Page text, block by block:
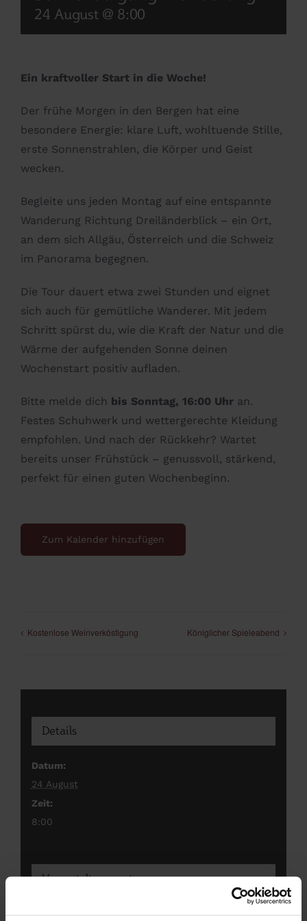
24 August @ 8:00
Ein kraftvoller Start in die Woche!
Der frühe Morgen in den Bergen hat eine
besondere Energie: klare Luft, wohltuende Stille,
erste Sonnenstrahlen, die Körper und Geist
wecken.
Begleite uns jeden Montag auf eine entspannte
Wanderung Richtung Dreiländerblick – ein Ort,
an dem sich Allgäu, Österreich und die Schweiz
im Panorama begegnen.
Die Tour dauert etwa zwei Stunden und eignet
sich auch für gemütliche Wanderer. Mit jedem
Schritt spürst du, wie die Kraft der Natur und die
Wärme der aufgehenden Sonne deinen
Wochenstart positiv aufladen.
Bitte melde dich bis Sonntag, 16:00 Uhr an.
Festes Schuhwerk und wettergerechte Kleidung
empfohlen. Und nach der Rückkehr? Wartet
bereits unser Frühstück – genussvoll, stärkend,
perfekt für einen guten Wochenbeginn.
Zum Kalender hinzufügen
Kostenlose Weinverköstigung Königlicher Spieleabend
Details
Datum:
24 August
Zeit:
8:00
Veranstaltungsort
Outdoor